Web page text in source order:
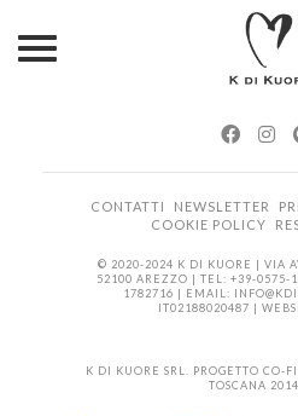
CONTATTI NEWSLETTER
COOKIE POLICY
© 2020-2024 K DI KUORE | VIA
52100 AREZZO | TEL: +39-0575-
1782716 | EMAIL:
IT02188020487 |
K DI KUORE SRL. PROGETTO CO-
TOSCANA